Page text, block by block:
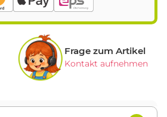
Frage zum Artikel
Kontakt aufnehmen